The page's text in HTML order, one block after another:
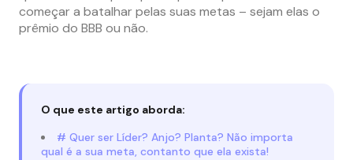
começar a batalhar pelas suas metas – sejam elas o
prêmio do BBB ou não.
O que este artigo aborda:
# Quer ser Líder? Anjo? Planta? Não importa
qual é a sua meta, contanto que ela exista!